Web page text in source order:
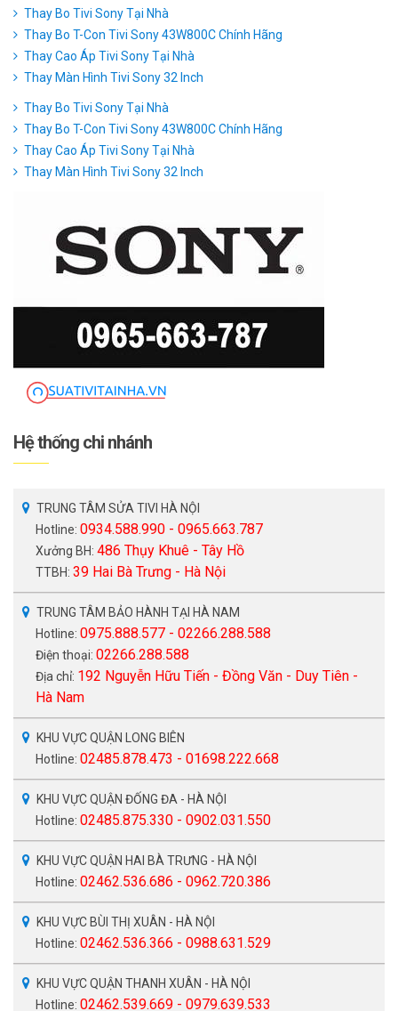
Thay Bo Tivi Sony Tại Nhà
Thay Bo T-Con Tivi Sony 43W800C Chính Hãng
Thay Cao Áp Tivi Sony Tại Nhà
Thay Màn Hình Tivi Sony 32 Inch
Thay Bo Tivi Sony Tại Nhà
Thay Bo T-Con Tivi Sony 43W800C Chính Hãng
Thay Cao Áp Tivi Sony Tại Nhà
Thay Màn Hình Tivi Sony 32 Inch
Hệ thống chi nhánh
TRUNG TÂM SỬA TIVI HÀ NỘI
Hotline: 0934.588.990 - 0965.663.787
Xưởng BH: 486 Thụy Khuê - Tây Hồ
TTBH: 39 Hai Bà Trưng - Hà Nội
TRUNG TÂM BẢO HÀNH TẠI HÀ NAM
Hotline: 0975.888.577 - 02266.288.588
Điện thoại: 02266.288.588
Địa chỉ: 192 Nguyễn Hữu Tiến - Đồng Văn - Duy Tiên -
Hà Nam
KHU VỰC QUẬN LONG BIÊN
Hotline: 02485.878.473 - 01698.222.668
KHU VỰC QUẬN ĐỐNG ĐA - HÀ NỘI
Hotline: 02485.875.330 - 0902.031.550
KHU VỰC QUẬN HAI BÀ TRƯNG - HÀ NỘI
Hotline: 02462.536.686 - 0962.720.386
KHU VỰC BÙI THỊ XUÂN - HÀ NỘI
Hotline: 02462.536.366 - 0988.631.529
KHU VỰC QUẬN THANH XUÂN - HÀ NỘI
Hotline: 02462.539.669 - 0979.639.533